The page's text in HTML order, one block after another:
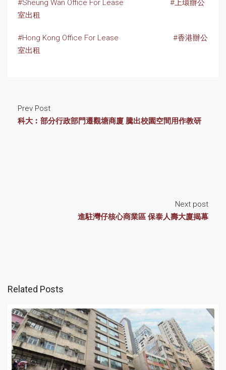
#Sheung Wan Office For Lease
#上環辦公
室出租
#Hong Kong Office For Lease
#香港辦公
室出租
Prev Post
科大︰部分行政部門遷觀塘商廈 騰出校園空間用作教研
Next post
進駐灣仔核心商業區 保泰人壽大廈揭幕
Related Posts